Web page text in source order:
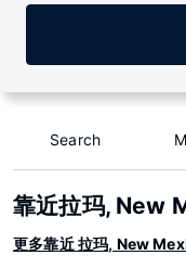
Search
靠近拉玛, New
更多靠近 拉玛, New